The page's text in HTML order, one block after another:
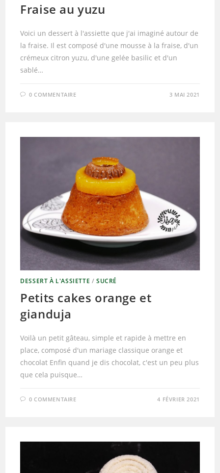
Fraise au yuzu
Voici un dessert à l'assiette que j'ai imaginé autour de
la fraise. Il est composé d'une mousse à la fraise, d'un
crémeux citron yuzu, d'une gelée basilic et d'un
sablé…
0 COMMENTAIRE 3 MAI 2021
DESSERT À L'ASSIETTE /SUCRÉ
Petits cakes orange et
gianduja
Voilà un petit gâteau, simple et rapide à mettre en
place, composé d'un mariage classique orange et
chocolat Enfin quand je dis chocolat, c'est un peu plus
que cela puisque…
0 COMMENTAIRE 4 FÉVRIER 2021